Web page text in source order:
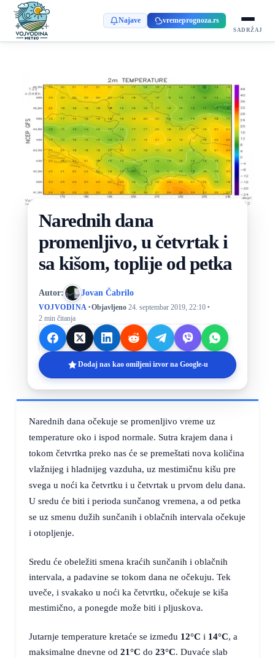
Najave vremeprognoza.rs
SADRŽAJ
Narednih dana
promenljivo, u četvrtak i
sa kišom, toplije od petka
Autor: Jovan Čabrilo
VOJVODINA ·Objavljeno 24. septembar 2019, 22:10 ·
2 min čitanja
Dodaj nas kao omiljeni izvor na Google-u
Narednih dana očekuje se promenljivo vreme uz
temperature oko i ispod normale. Sutra krajem dana i
tokom četvrtka preko nas će se premeštati nova količina
vlažnijeg i hladnijeg vazduha, uz mestimičnu kišu pre
svega u noći ka četvrtku i u četvrtak u prvom delu dana.
U sredu će biti i perioda sunčanog vremena, a od petka
se uz smenu dužih sunčanih i oblačnih intervala očekuje
i otopljenje.
Sredu će obeležiti smena kraćih sunčanih i oblačnih
intervala, a padavine se tokom dana ne očekuju. Tek
uveče, i svakako u noći ka četvrtku, očekuje se kiša
mestimično, a ponegde može biti i pljuskova.
Jutarnje temperature kretaće se između 12°C i 14°C, a
maksimalne dnevne od 21°C do 23°C. Duvaće slab